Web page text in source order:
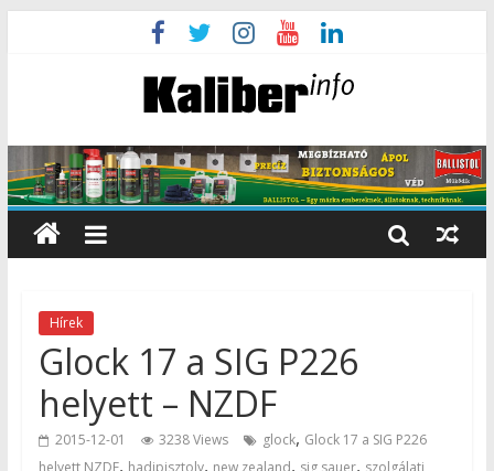
Hírek
Glock 17 a SIG P226
helyett – NZDF
2015-12-01 3238 Views glock, Glock 17 a SIG P226
helyett NZDF, hadipisztoly, new zealand, sig sauer, szolgálati